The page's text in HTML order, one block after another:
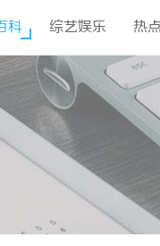
科 综艺娱乐 热